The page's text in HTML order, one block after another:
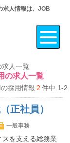
求人情報は、JOB
人一覧
の求人一覧
採用情報 2 件中 1-2
正社員）
一般事務
スを支える総務業